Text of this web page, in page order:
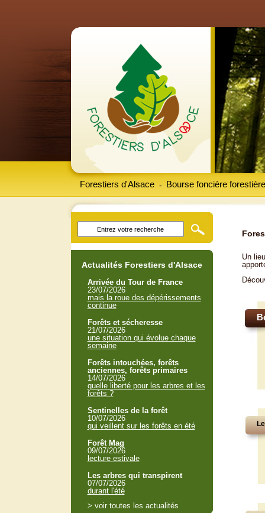
Forestiers d'Alsace Bourse foncière forestière
-
Un
Actualités Forestiers d'Alsace
Arrivée du Tour de France
23/07/2026
mais la roue des dépérissements
continue
Forêts et sécheresse
21/07/2026
une situation qui évolue chaque
semaine
Forêts intouchées, forêts
anciennes, forêts primaires
14/07/2026
quelle liberté pour les arbres et les
forêts ?
Sentinelles de la forêt
10/07/2026
qui veillent sur les forêts en été
Forêt Mag
09/07/2026
lecture estivale
Les arbres qui transpirent
07/07/2026
durant l'été
> voir toutes les actualités